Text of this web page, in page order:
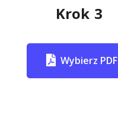
Krok 3
Wybierz PDF